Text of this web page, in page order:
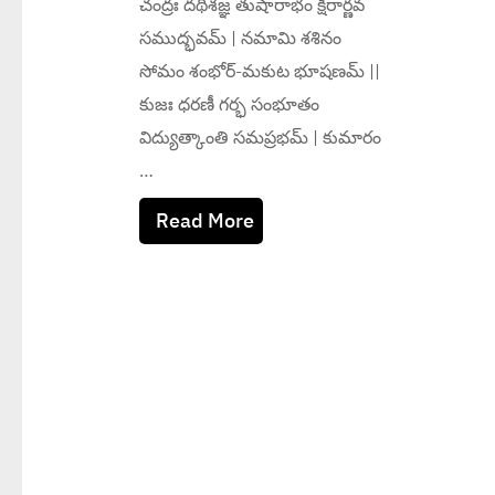
చంద్రః దథిశజ్ఞ తుషారాభం క్షీరార్ణవ
సముద్భవమ్ | నమామి శశినం
సోమం శంభోర్-మకుట భూషణమ్ ||
కుజః ధరణీ గర్భ సంభూతం
విద్యుత్కాంతి సమప్రభమ్ | కుమారం
…
Read More